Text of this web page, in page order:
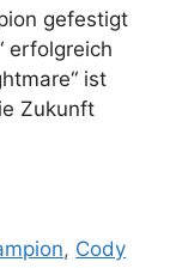
gefestigt
erfolgreich
ist
Zukunft
, Cody